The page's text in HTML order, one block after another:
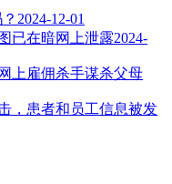
2024-12-01
已在暗网上泄露2024-
上雇佣杀手谋杀父母
，患者和员工信息被发